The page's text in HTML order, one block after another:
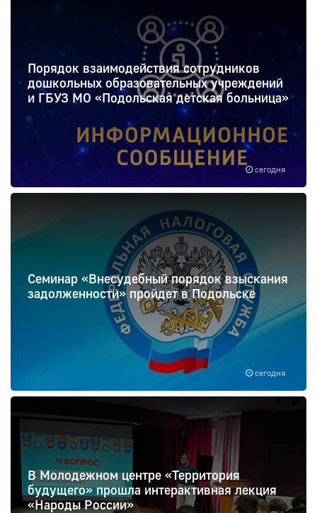
сегодня
Порядок взаимодействия сотрудников
дошкольных образовательных учреждений
и ГБУЗ МО «Подольская детская больница»
сегодня
Семинар «Внесудебный порядок взыскания
задолженности» пройдет в Подольске
В Молодежном центре «Территория
будущего» прошла интерактивная лекция
«Народы России»